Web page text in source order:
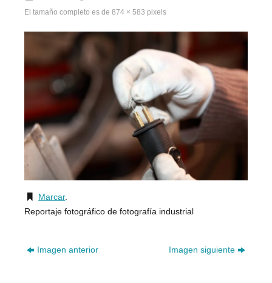
El tamaño completo es de 874 × 583 pixels
Marcar.
Reportaje fotográfico de fotografía industrial
Imagen anterior Imagen siguiente